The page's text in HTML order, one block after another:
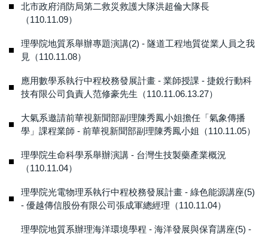
北市政府消防局第二救災救護大隊洪超倫大隊長
（110.11.09）
理學院地質系舉辦專題演講(2) - 隧道工程地質從業人員之我
見（110.11.08）
應用數學系執行中程校務發展計畫 - 業師授課 - 捷銳行動科
技有限公司負責人范修豪先生（110.11.06.13.27）
大氣系邀請前華視新聞部副理陳秀鳳小姐擔任「氣象傳播
學」課程業師 - 前華視新聞部副理陳秀鳳小姐（110.11.05）
理學院生命科學系舉辦演講 - 台灣生技製藥產業概況
（110.11.04）
理學院光電物理系執行中程校務發展計畫 - 綠色能源講座(5)
- 優越傳信股份有限公司張成軍總經理（110.11.04）
理學院地質系辦理海洋環境學程 - 海洋發展與保育講座(5) -